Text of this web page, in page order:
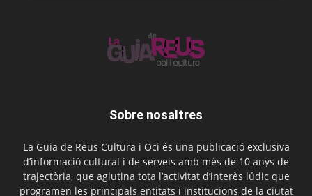
Sobre nosaltres
La Guia de Reus Cultura i Oci és una publicació exclusiva
d’informació cultural i de serveis amb més de 10 anys de
trajectòria, que aglutina tota l’activitat d’interès lúdic que
programen les principals entitats i institucions de la ciutat